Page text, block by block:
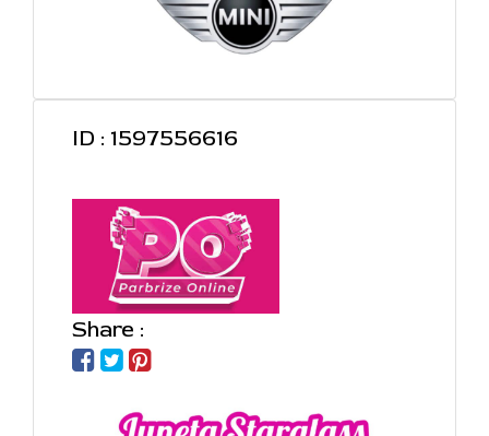
ID : 1597556616
Share :